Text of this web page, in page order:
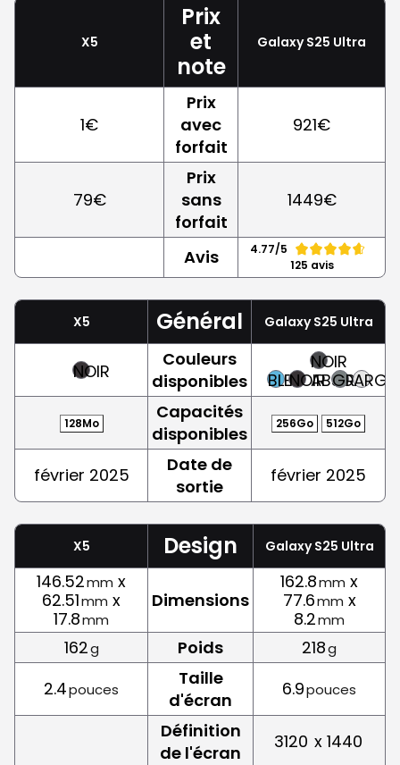
X5
Prix
et
note
Galaxy S25 Ultra
1€
Prix
avec
forfait
921€
79€
Prix
sans
forfait
1449€
Avis
4.77/5
125 avis
X5 Général Galaxy S25 Ultra
NOIR
Couleurs
disponibles
BLEUNOIR
NOIR
ABSOLU
GRIS
128Mo
Capacités
disponibles
256Go 512Go
février 2025
Date de
sortie
février 2025
X5 Design Galaxy S25 Ultra
146.52mm x
62.51mm x
17.8mm
Dimensions
162.8mm x
77.6mm x
8.2mm
162g Poids 218g
2.4pouces
Taille
d'écran
6.9pouces
Définition
de l'écran
3120 x 1440